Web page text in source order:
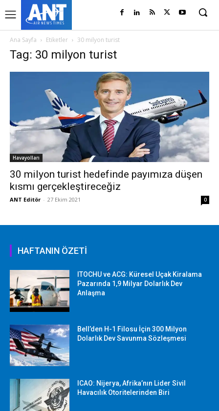
Ana Sayfa Etiketler 30 milyon turist
Tag: 30 milyon turist
Havayolları
30 milyon turist hedefinde payımıza düşen
kısmı gerçekleştireceğiz
ANT Editör - 27 Ekim 2021 0
HAFTANIN ÖZETİ
ITOCHU ve ACG: Küresel Uçak Kiralama
Pazarında 1,9 Milyar Dolarlık Dev
Anlaşma
Bell’den H-1 Filosu İçin 300 Milyon
Dolarlık Dev Savunma Sözleşmesi
ICAO: Nijerya, Afrika’nın Lider Sivil
Havacılık Otoritelerinden Biri